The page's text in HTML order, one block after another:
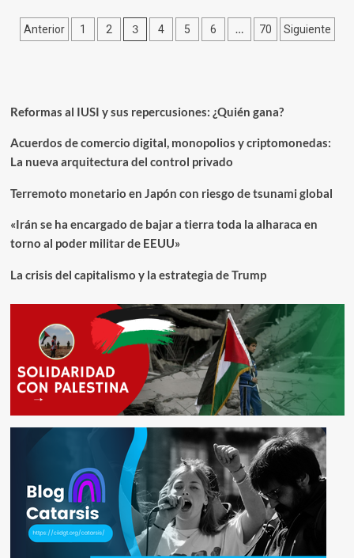
presente
no
da
América
Paginación
Anterior 1 2 3 4 5 6 … 70 Siguiente
Reformas al IUSI y sus repercusiones: ¿Quién gana?
Acuerdos de comercio digital, monopolios y criptomonedas:
La nueva arquitectura del control privado
Terremoto monetario en Japón con riesgo de tsunami global
«Irán se ha encargado de bajar a tierra toda la alharaca en
torno al poder militar de EEUU»
La crisis del capitalismo y la estrategia de Trump